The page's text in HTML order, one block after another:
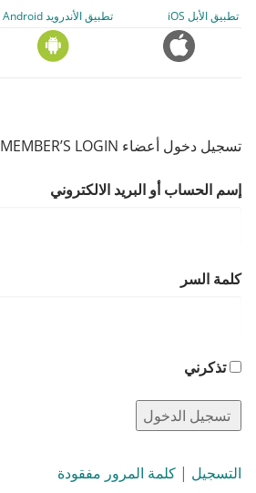
تطبيق الأبل iOS تطبيق الأندرويد Android
تسجيل دخول أعضاء MEMBER’S LOGIN
إسم الحساب أو البريد الالكتروني
كلمة السر
تذكرني
التسجيل | كلمة المرور مفقودة